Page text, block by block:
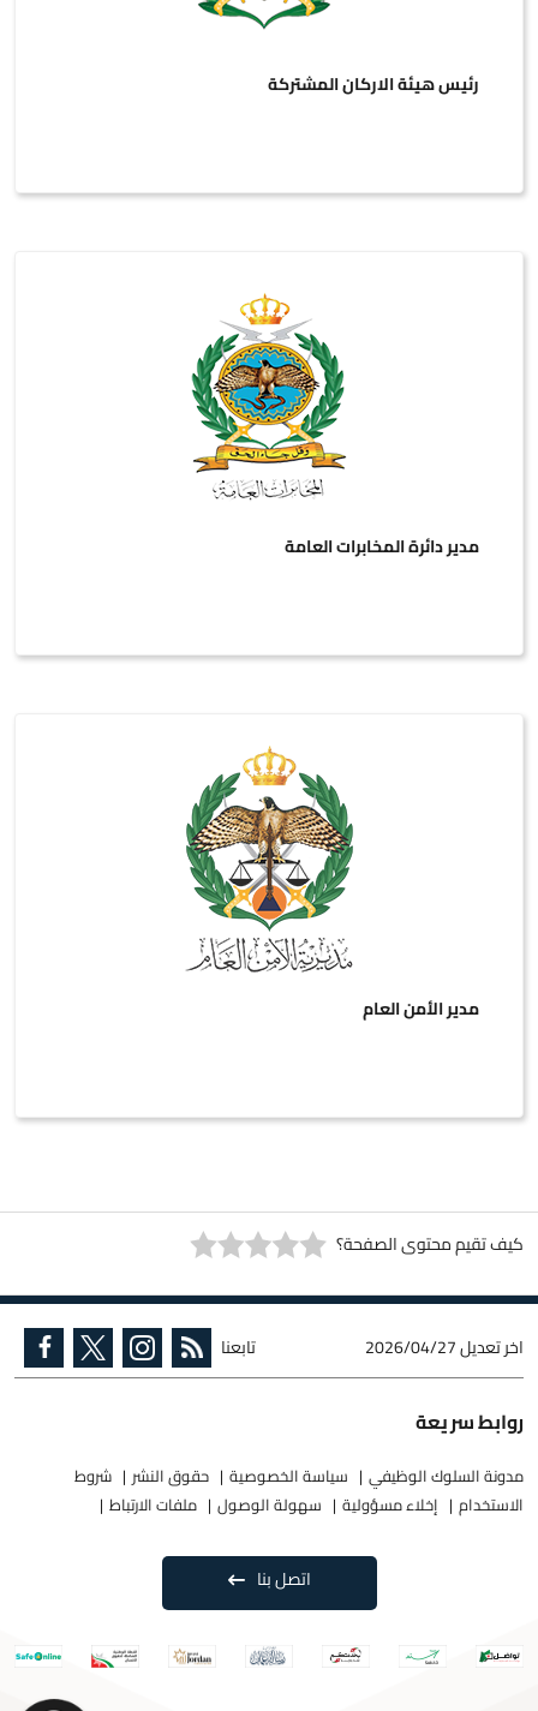
رئيس هيئة الاركان المشتركة
مدير دائرة المخابرات العامة
مدير الأمن العام
كيف تقيم محتوى الصفحة؟
اخر تعديل2026/04/27 تابعنا
روابط سريعة
مدونة السلوك الوظيفي سياسة الخصوصية حقوق النشر
شروط
الاستخدام
إخلاء مسؤولية سهولة الوصول ملفات الارتباط
اتصل بنا